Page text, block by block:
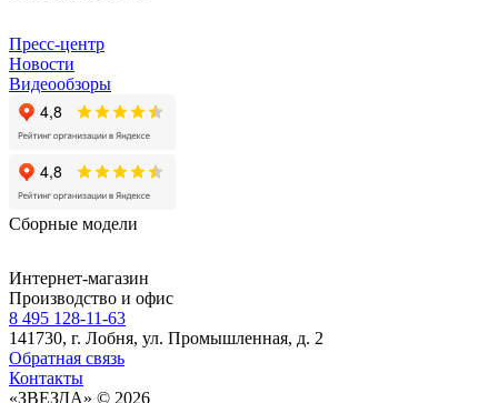
Пресс-центр
Новости
Видеообзоры
Сборные модели
Интернет-магазин
Производство и офис
8 495 128-11-63
141730, г. Лобня, ул. Промышленная, д. 2
Обратная связь
Контакты
«ЗВЕЗДА» © 2026